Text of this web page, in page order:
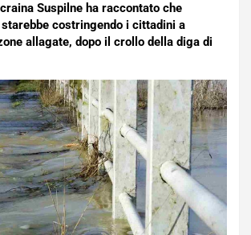
Suspilne ha raccontato che
starebbe costringendo i cittadini a
allagate, dopo il crollo della diga di